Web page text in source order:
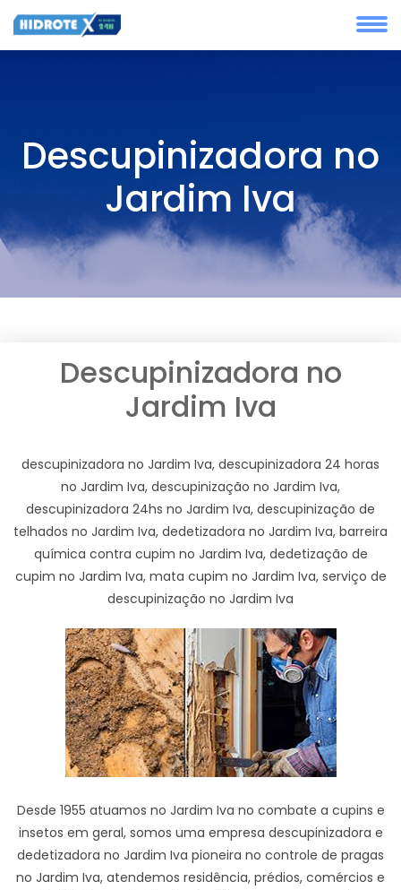
Descupinizadora no
Jardim Iva
Descupinizadora no
Jardim Iva
descupinizadora no Jardim Iva, descupinizadora 24 horas
no Jardim Iva, descupinização no Jardim Iva,
descupinizadora 24hs no Jardim Iva, descupinização de
telhados no Jardim Iva, dedetizadora no Jardim Iva, barreira
química contra cupim no Jardim Iva, dedetização de
cupim no Jardim Iva, mata cupim no Jardim Iva, serviço de
descupinização no Jardim Iva
Desde 1955 atuamos no Jardim Iva no combate a cupins e
insetos em geral, somos uma empresa descupinizadora e
dedetizadora no Jardim Iva pioneira no controle de pragas
no Jardim Iva, atendemos residência, prédios, comércios e